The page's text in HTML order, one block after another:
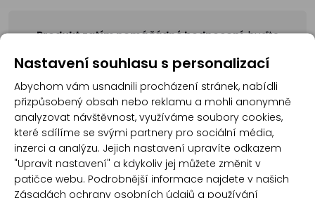
Produkt zatím nemá žádné hodnocení,buďte
Přidat hodnocení
Poradna
Nastavení souhlasu s personalizací
Abychom vám usnadnili procházení stránek, nabídli
přizpůsobený obsah nebo reklamu a mohli anonymně
analyzovat návštěvnost, využíváme soubory cookies,
které sdílíme se svými partnery pro sociální média,
inzerci a analýzu. Jejich nastavení upravíte odkazem
"Upravit nastavení" a kdykoliv jej můžete změnit v
patičce webu. Podrobnější informace najdete v našich
Zásadách ochrany osobních údajů a používání